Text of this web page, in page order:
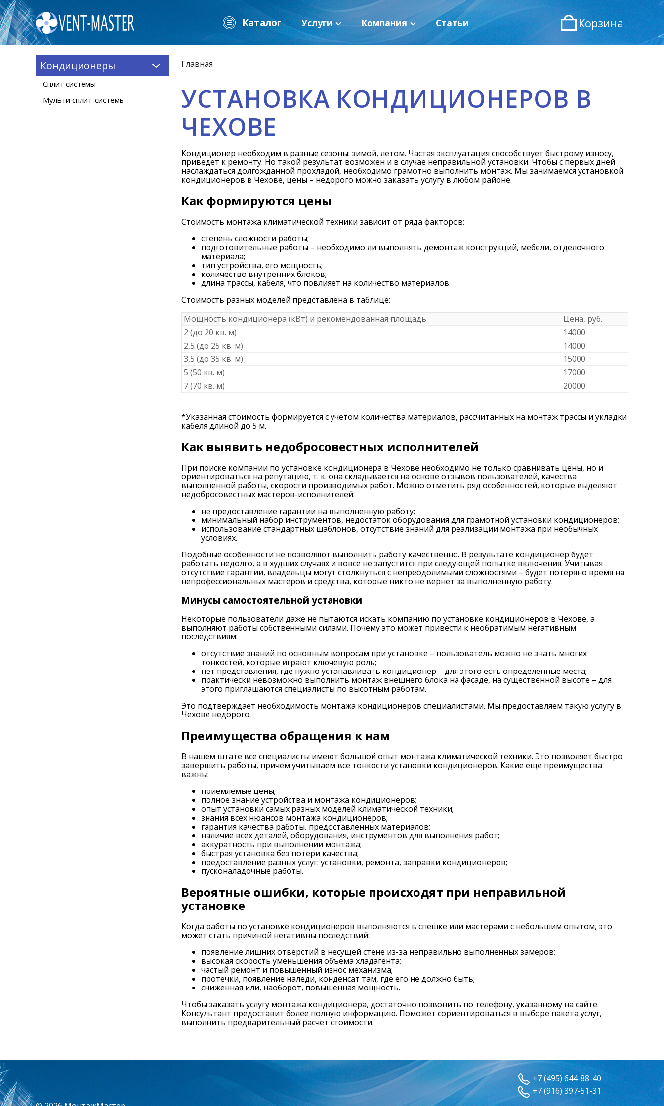
Каталог Услуги Компания Статьи Корзина
Главная
УСТАНОВКА КОНДИЦИОНЕРОВ В
ЧЕХОВЕ
Кондиционер необходим в разные сезоны: зимой, летом. Частая эксплуатация способствует быстрому износу,
приведет к ремонту. Но такой результат возможен и в случае неправильной установки. Чтобы с первых дней
наслаждаться долгожданной прохладой, необходимо грамотно выполнить монтаж. Мы занимаемся установкой
кондиционеров в Чехове, цены – недорого можно заказать услугу в любом районе.
Как формируются цены
Стоимость монтажа климатической техники зависит от ряда факторов:
степень сложности работы;
подготовительные работы – необходимо ли выполнять демонтаж конструкций, мебели, отделочного
материала;
тип устройства, его мощность;
количество внутренних блоков;
длина трассы, кабеля, что повлияет на количество материалов.
Стоимость разных моделей представлена в таблице:
Мощность кондиционера (кВт) и рекомендованная площадь
Цена, руб.
2 (до 20 кв. м)
14000
2,5 (до 25 кв. м)
14000
3,5 (до 35 кв. м)
15000
5 (50 кв. м)
17000
7 (70 кв. м)
20000
*Указанная стоимость формируется с учетом количества материалов, рассчитанных на монтаж трассы и укладки
кабеля длиной до 5 м.
Как выявить недобросовестных исполнителей
При поиске компании по установке кондиционера в Чехове необходимо не только сравнивать цены, но и
ориентироваться на репутацию, т. к. она складывается на основе отзывов пользователей, качества
выполненной работы, скорости производимых работ. Можно отметить ряд особенностей, которые выделяют
недобросовестных мастеров-исполнителей:
не предоставление гарантии на выполненную работу;
минимальный набор инструментов, недостаток оборудования для грамотной установки кондиционеров;
использование стандартных шаблонов, отсутствие знаний для реализации монтажа при необычных
условиях.
Подобные особенности не позволяют выполнить работу качественно. В результате кондиционер будет
работать недолго, а в худших случаях и вовсе не запустится при следующей попытке включения. Учитывая
отсутствие гарантии, владельцы могут столкнуться с непреодолимыми сложностями – будет потеряно время на
непрофессиональных мастеров и средства, которые никто не вернет за выполненную работу.
Минусы самостоятельной установки
Некоторые пользователи даже не пытаются искать компанию по установке кондиционеров в Чехове, а
выполняют работы собственными силами. Почему это может привести к необратимым негативным
последствиям:
отсутствие знаний по основным вопросам при установке – пользователь можно не знать многих
тонкостей, которые играют ключевую роль;
нет представления, где нужно устанавливать кондиционер – для этого есть определенные места;
практически невозможно выполнить монтаж внешнего блока на фасаде, на существенной высоте – для
этого приглашаются специалисты по высотным работам.
Это подтверждает необходимость монтажа кондиционеров специалистами. Мы предоставляем такую услугу в
Чехове недорого.
Преимущества обращения к нам
В нашем штате все специалисты имеют большой опыт монтажа климатической техники. Это позволяет быстро
завершить работы, причем учитываем все тонкости установки кондиционеров. Какие еще преимущества
важны:
приемлемые цены;
полное знание устройства и монтажа кондиционеров;
опыт установки самых разных моделей климатической техники;
знания всех нюансов монтажа кондиционеров;
гарантия качества работы, предоставленных материалов;
наличие всех деталей, оборудования, инструментов для выполнения работ;
аккуратность при выполнении монтажа;
быстрая установка без потери качества;
предоставление разных услуг: установки, ремонта, заправки кондиционеров;
пусконаладочные работы.
Вероятные ошибки, которые происходят при неправильной
установке
Когда работы по установке кондиционеров выполняются в спешке или мастерами с небольшим опытом, это
может стать причиной негативны последствий:
появление лишних отверстий в несущей стене из-за неправильно выполненных замеров;
высокая скорость уменьшения объема хладагента;
частый ремонт и повышенный износ механизма;
протечки, появление наледи, конденсат там, где его не должно быть;
сниженная или, наоборот, повышенная мощность.
Чтобы заказать услугу монтажа кондиционера, достаточно позвонить по телефону, указанному на сайте.
Консультант предоставит более полную информацию. Поможет сориентироваться в выборе пакета услуг,
выполнить предварительный расчет стоимости.
Кондиционеры
Сплит системы
Мульти сплит-системы
+7 (495) 644-88-40
+7 (916) 397-51-31